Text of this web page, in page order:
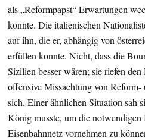
als „Reformpapst“ Erwartungen
konnte. Die italienischen
auf ihn, die er, abhängig von
erfüllen konnte. Nicht, dass die
Sizilien besser wären; sie riefen
offensive Missachtung von
sich. Einer ähnlichen Situation sah
König musste, um die notwendigen
Eisenbahnnetz vornehmen zu